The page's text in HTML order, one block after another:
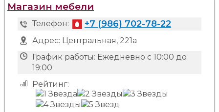
Магазин мебели
Телефон: +7 (986) 702-78-22
Адрес: Центральная, 221а
График работы: Ежедневно с 10:00 до
19:00
Рейтинг: